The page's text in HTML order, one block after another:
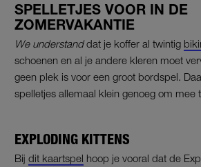
SPELLETJES VOOR IN DE
ZOMERVAKANTIE
We understanddat je koffer al twintig
schoenen en al je andere kleren moet
geen plek is voor een groot bordspel.
spelletjes allemaal klein genoeg om mee
EXPLODING KITTENS
Bij dit kaartspel hoop je vooral dat de